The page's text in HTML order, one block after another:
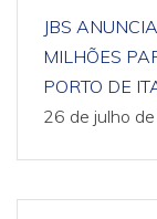
JBS
MILHÕES
PORTO DE
26 de julho